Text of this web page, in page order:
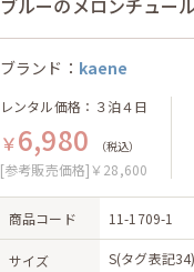
ブルーのメロンチュー
ブランド： kaene
レンタル価格：３泊４日
￥6,980 （税込）
[参考販売価格]￥28,600
商品コード 11-1709-1
サイズ S(タグ表記34)